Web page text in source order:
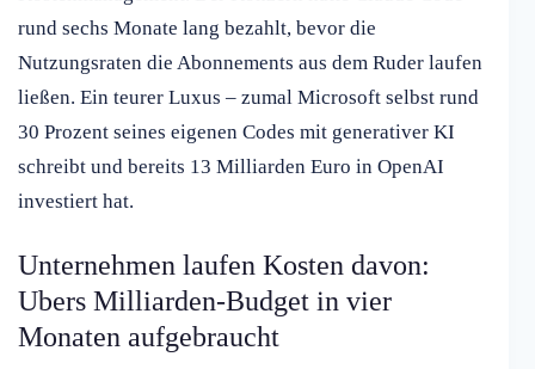
rund sechs Monate lang bezahlt, bevor die
Nutzungsraten die Abonnements aus dem Ruder laufen
ließen. Ein teurer Luxus – zumal Microsoft selbst rund
30 Prozent seines eigenen Codes mit generativer KI
schreibt und bereits 13 Milliarden Euro in OpenAI
investiert hat.
Unternehmen laufen Kosten davon:
Ubers Milliarden-Budget in vier
Monaten aufgebraucht